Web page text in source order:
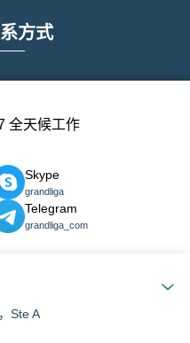
方式
Ste A
全天候工作
Skype
grandliga
Telegram
grandliga_com